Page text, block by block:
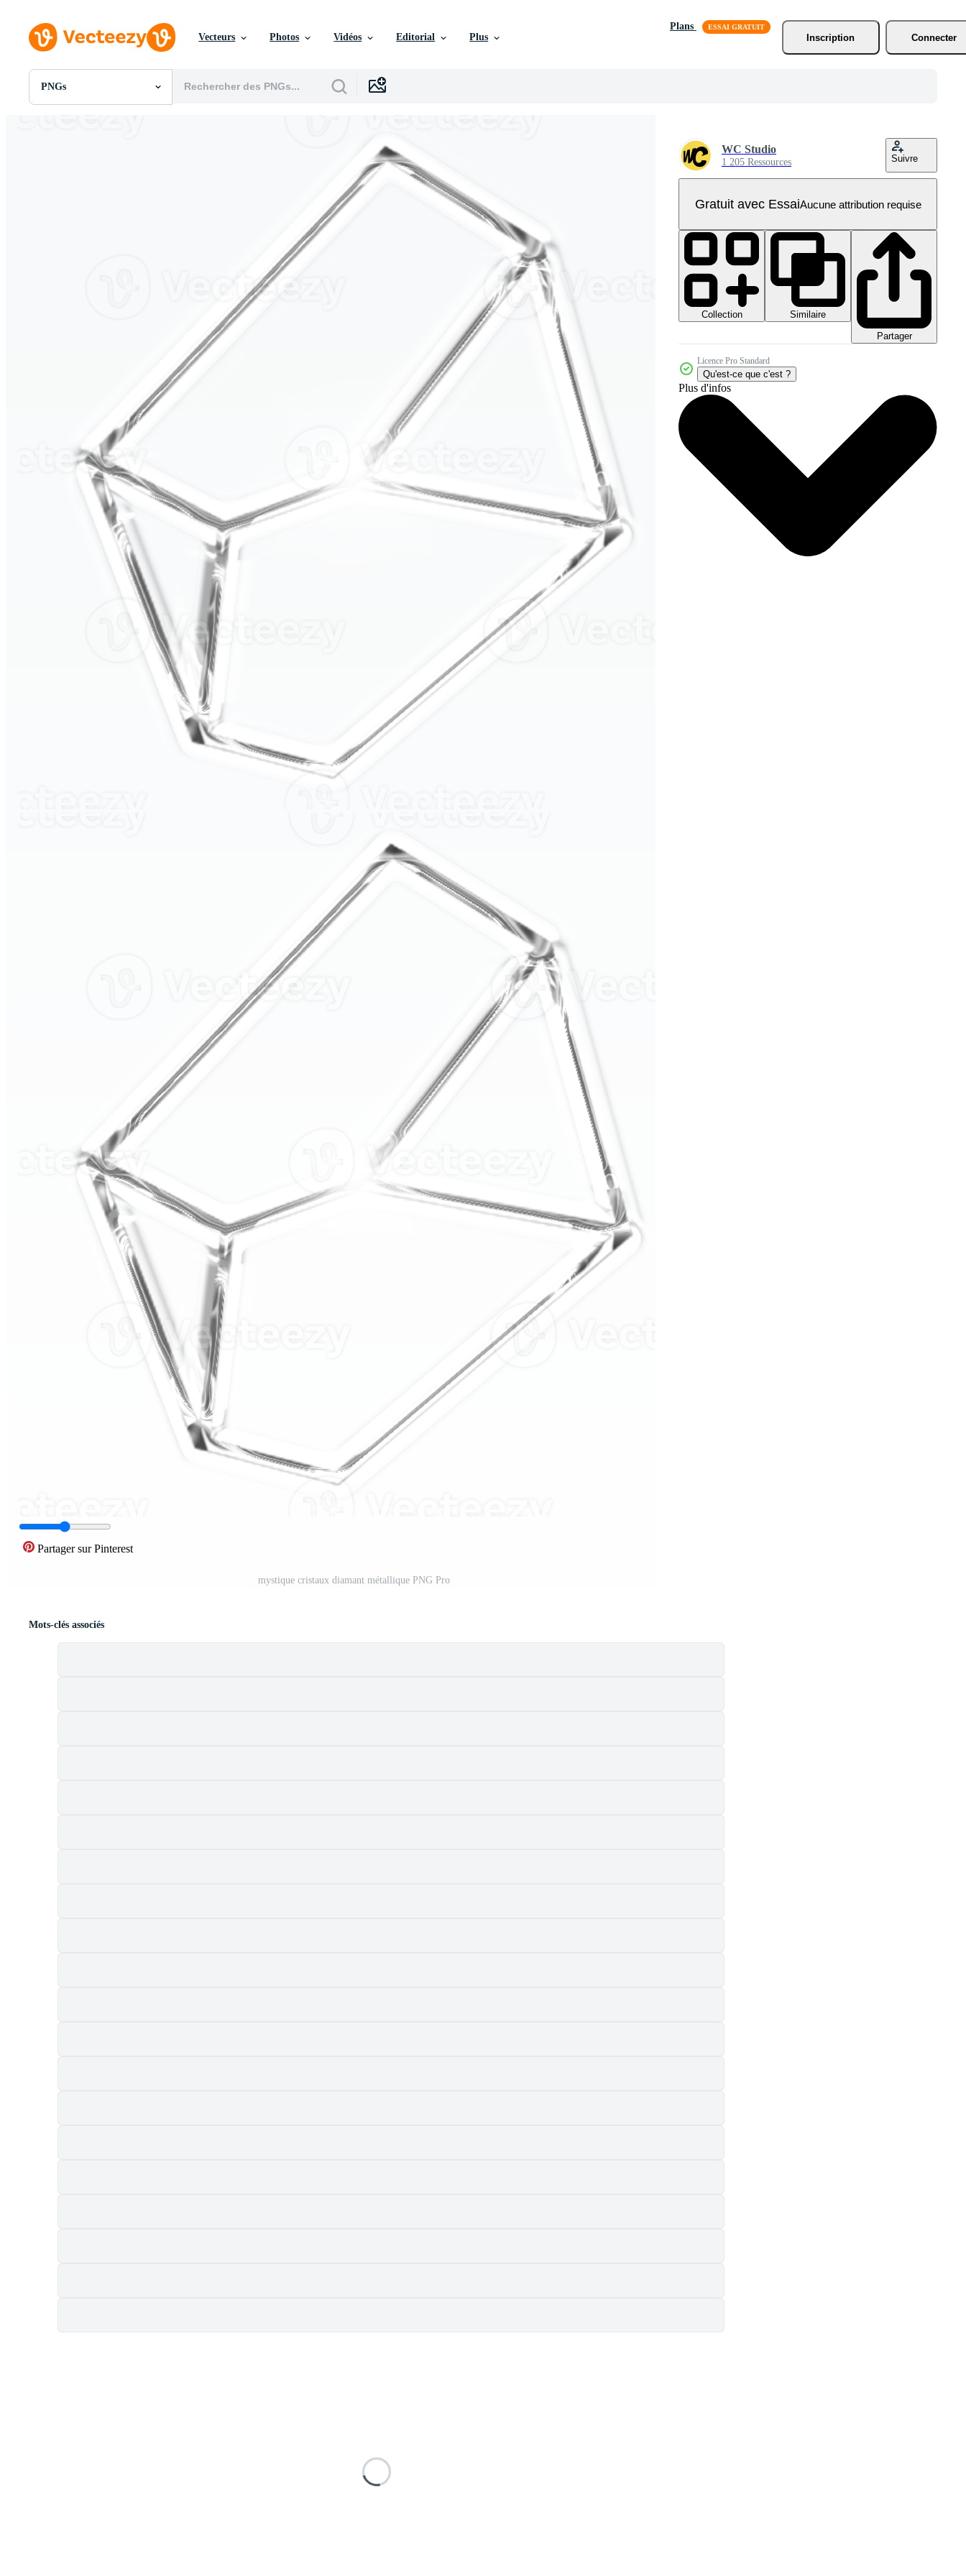
Vecteurs Photos Vidéos Editorial Plus
Plans
Inscription
Connecter
PNGs
Toutes Images
Partager sur Pinterest
mystique cristaux diamant métallique PNG Pro
WC Studio
1 205 Ressources Suivre
Gratuit avec EssaiAucune attribution requise
Collection
Similaire
Partager
Licence Pro Standard
Qu'est-ce que c'est ?
Plus d'infos
Mots-clés associés